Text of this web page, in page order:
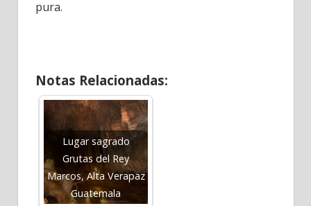
pura.
Notas Relacionadas:
Lugar sagrado
Grutas del Rey
Marcos, Alta Verapaz
Guatemala